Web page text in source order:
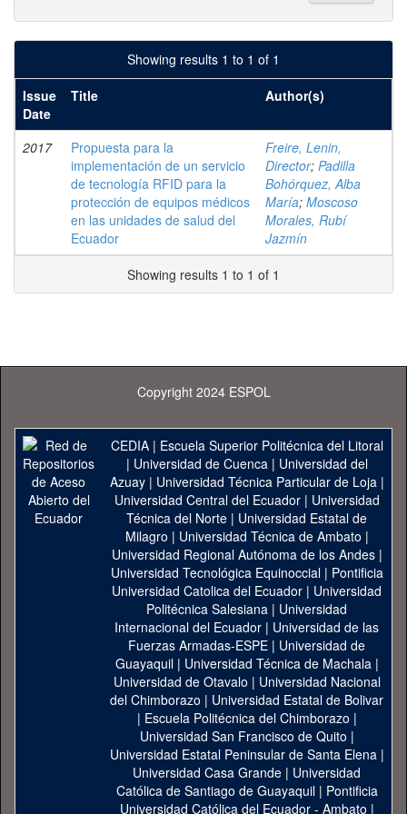
Showing results 1 to 1 of 1
Issue
Date
Title Author(s)
2017
Propuesta para la
implementación de un servicio
de tecnología RFID para la
protección de equipos médicos
en las unidades de salud del
Ecuador
Freire, Lenin,
Director; Padilla
Bohórquez, Alba
María; Moscoso
Morales, Rubí
Jazmín
Showing results 1 to 1 of 1
Copyright 2024 ESPOL
CEDIA| Escuela Superior Politécnica del Litoral
| Universidad de Cuenca| Universidad del
Azuay| Universidad Técnica Particular de Loja|
Universidad Central del Ecuador| Universidad
Técnica del Norte | Universidad Estatal de
Milagro | Universidad Técnica de Ambato |
Universidad Regional Autónoma de los Andes|
Universidad Tecnológica Equinoccial| Pontificia
Universidad Catolica del Ecuador | Universidad
Politécnica Salesiana | Universidad
Internacional del Ecuador | Universidad de las
Fuerzas Armadas-ESPE | Universidad de
Guayaquil| Universidad Técnica de Machala|
Universidad de Otavalo | Universidad Nacional
del Chimborazo | Universidad Estatal de Bolivar
| Escuela Politécnica del Chimborazo |
Universidad San Francisco de Quito |
Universidad Estatal Peninsular de Santa Elena|
Universidad Casa Grande | Universidad
Católica de Santiago de Guayaquil| Pontificia
Universidad Católica del Ecuador - Ambato |